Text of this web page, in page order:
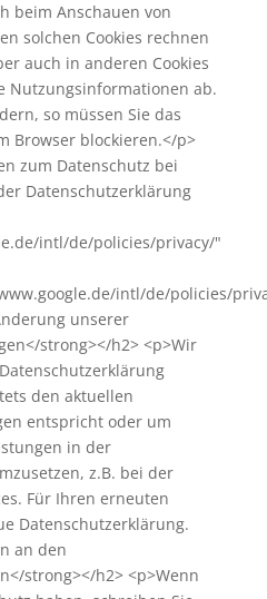
beim Anschauen von
solchen Cookies rechnen
auch in anderen Cookies
Nutzungsinformationen ab.
so müssen Sie das
Browser blockieren.</p>
zum Datenschutz bei
Datenschutzerklärung
intl/de/policies/privacy/"
intl/de/policies/
unserer
strong></h2> <p>Wir
den aktuellen
entspricht oder um
in der
z.B. bei der
Für Ihren erneuten
Datenschutzerklärung.
an den
strong></h2> <p>Wenn